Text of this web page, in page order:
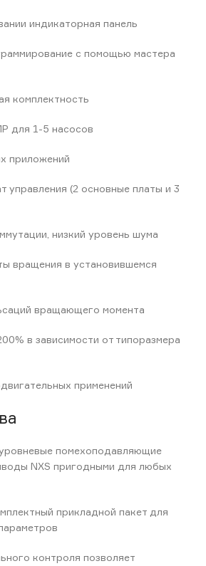
индикаторная панель
с помощью мастера
комплектность
для 1-5 насосов
приложений
управления (2 основные платы и 3
низкий уровень шума
вращения в установившемся
вращающего момента
в зависимости от типоразмера
применений
помехоподавляющие
NXS пригодными для любых
прикладной пакет для
контроля позволяет